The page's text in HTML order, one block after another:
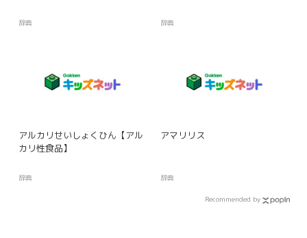
辞典 辞典
アルカリせいしょくひん【アル
カリ性食品】
辞典
アマリリス
辞典
Recommended by